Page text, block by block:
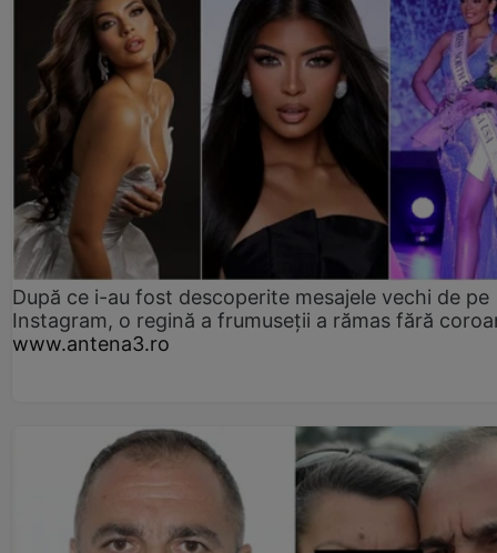
După ce i-au fost descoperite mesajele vechi de pe
Instagram, o regină a frumuseții a rămas fără
www.antena3.ro